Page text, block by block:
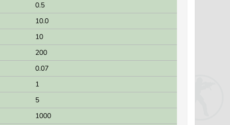
0.5
10.0
10
200
0.07
1
5
1000